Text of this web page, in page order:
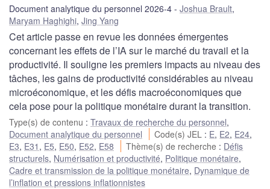
Document analytique du personnel 2026-4 Joshua Brault,
Maryam Haghighi, Jing Yang
Cet article passe en revue les données émergentes
concernant les effets de l’IA sur le marché du travail et la
productivité. Il souligne les premiers impacts au niveau des
tâches, les gains de productivité considérables au niveau
microéconomique, et les défis macroéconomiques que
cela pose pour la politique monétaire durant la transition.
Type(s) de contenu : Travaux de recherche du personnel,
Document analytique du personnel
Code(s) JEL : E, E2, E24,
E3, E31 , E5, E50, E52, E58 Thème(s) de recherche : Défis
structurels, Numérisation et productivité, Politique monétaire,
Cadre et transmission de la politique monétaire, Dynamique de
l’inflation et pressions inflationnistes